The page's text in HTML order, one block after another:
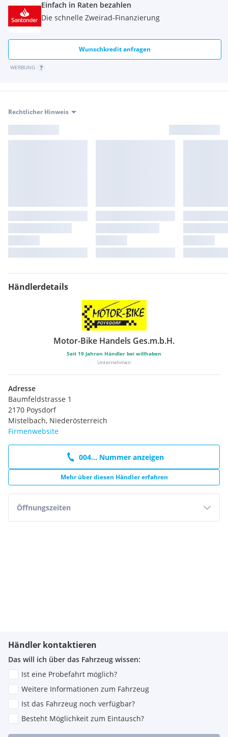
Einfach in Raten bezahlen
Die schnelle Zweirad-Finanzierung
Wunschkredit anfragen
WERBUNG
Rechtlicher Hinweis
Händlerdetails
Motor-Bike Handels Ges.m.b.H.
Seit 19 Jahren Händler bei willhaben
Unternehmen
Adresse
Baumfeldstrasse 1
2170 Poysdorf
Mistelbach, Niederösterreich
Firmenwebsite
004... Nummer anzeigen
Mehr über diesen Händler erfahren
Öffnungszeiten
Händler kontaktieren
Das will ich über das Fahrzeug wissen:
Ist eine Probefahrt möglich?
Weitere Informationen zum Fahrzeug
Ist das Fahrzeug noch verfügbar?
Besteht Möglichkeit zum Eintausch?